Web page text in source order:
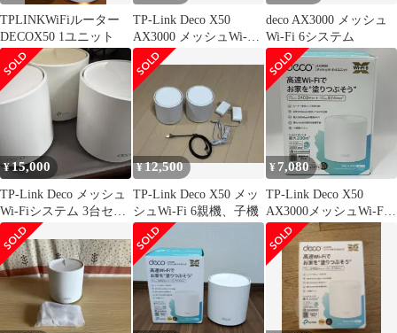
TPLINKWiFiルーター
DECOX50 1ユニット
TP-Link Deco X50
AX3000 メッシュWi-Fi
6
deco AX3000 メッシュ
Wi-Fi 6システム
¥15,000
TP-Link Deco メッシュ
Wi-Fiシステム 3台セッ
ト
¥12,500
TP-Link Deco X50 メッ
シュWi-Fi 6親機、子機
¥ 7,080
TP-Link Deco X50
AX3000メッシュWi-Fi 6
1P **4424274
4897098680117